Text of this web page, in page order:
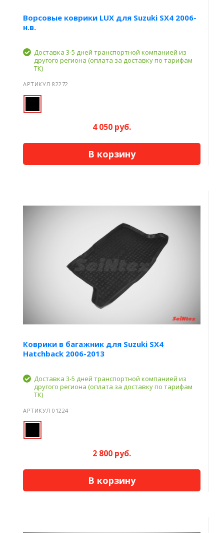
Ворсовые коврики LUX для Suzuki SX4 2006-
н.в.
Доставка 3-5 дней транспортной компанией из
другого региона (оплата за доставку по тарифам
ТК)
АРТИКУЛ 82272
4 050 руб.
В корзину
Коврики в багажник для Suzuki SX4
Hatchback 2006-2013
Доставка 3-5 дней транспортной компанией из
другого региона (оплата за доставку по тарифам
ТК)
АРТИКУЛ 01224
2 800 руб.
В корзину